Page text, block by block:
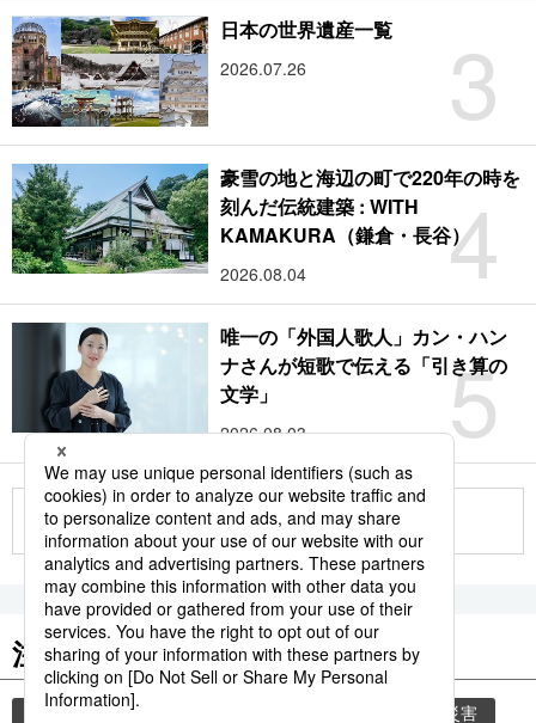
3
日本の世界遺産一覧
2026.07.26
4
豪雪の地と海辺の町で220年の時を
刻んだ伝統建築 : WITH
KAMAKURA（鎌倉・長谷）
2026.08.04
5
唯一の「外国人歌人」カン・ハン
ナさんが短歌で伝える「引き算の
文学」
2026.08.03
もっと見る
注目のキーワード
共同通信ニュース 気象・災害